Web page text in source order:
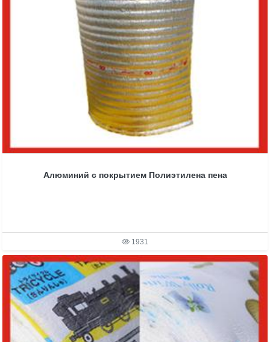
Алюминий с покрытием Полиэтилена пена
1931